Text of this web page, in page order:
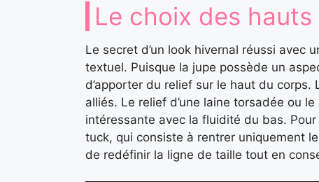
Le choix des hauts
Le secret d’un look hivernal réussi avec
textuel. Puisque la jupe possède un
d’apporter du relief sur le haut du
alliés. Le relief d’une laine torsadée ou
intéressante avec la fluidité du bas.
tuck, qui consiste à rentrer uniquement
de redéfinir la ligne de taille tout en